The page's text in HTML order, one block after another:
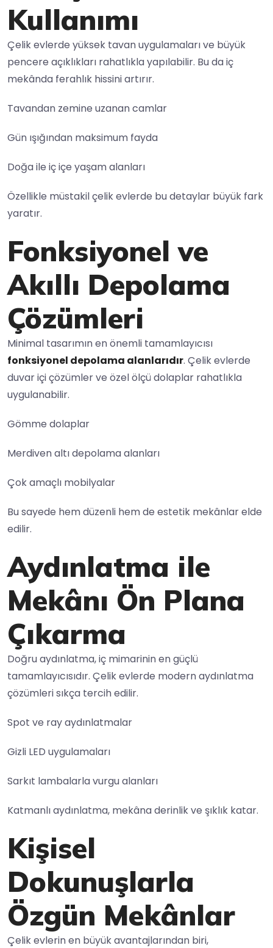
Kullanımı
Çelik evlerde yüksek tavan uygulamaları ve büyük
pencere açıklıkları rahatlıkla yapılabilir. Bu da iç
mekânda ferahlık hissini artırır.
Tavandan zemine uzanan camlar
Gün ışığından maksimum fayda
Doğa ile iç içe yaşam alanları
Özellikle müstakil çelik evlerde bu detaylar büyük fark
yaratır.
Fonksiyonel ve
Akıllı Depolama
Çözümleri
Minimal tasarımın en önemli tamamlayıcısı
fonksiyonel depolama alanlarıdır. Çelik evlerde
duvar içi çözümler ve özel ölçü dolaplar rahatlıkla
uygulanabilir.
Gömme dolaplar
Merdiven altı depolama alanları
Çok amaçlı mobilyalar
Bu sayede hem düzenli hem de estetik mekânlar elde
edilir.
Aydınlatma ile
Mekânı Ön Plana
Çıkarma
Doğru aydınlatma, iç mimarinin en güçlü
tamamlayıcısıdır. Çelik evlerde modern aydınlatma
çözümleri sıkça tercih edilir.
Spot ve ray aydınlatmalar
Gizli LED uygulamaları
Sarkıt lambalarla vurgu alanları
Katmanlı aydınlatma, mekâna derinlik ve şıklık katar.
Kişisel
Dokunuşlarla
Özgün Mekânlar
Çelik evlerin en büyük avantajlarından biri,